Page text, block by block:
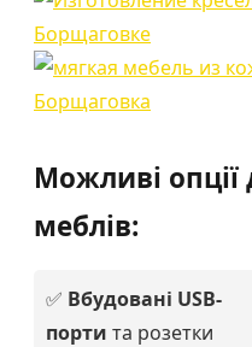
Можливі
меблів:
✅ Вбудовані USB-
порти та розетки